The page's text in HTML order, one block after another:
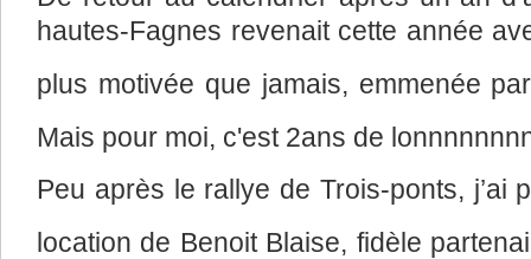
hautes-Fagnes revenait cette année
plus motivée que jamais, emmenée
Mais pour moi, c'est 2ans de
Peu après le rallye de Trois-ponts, j’ai
location de Benoit Blaise, fidèle